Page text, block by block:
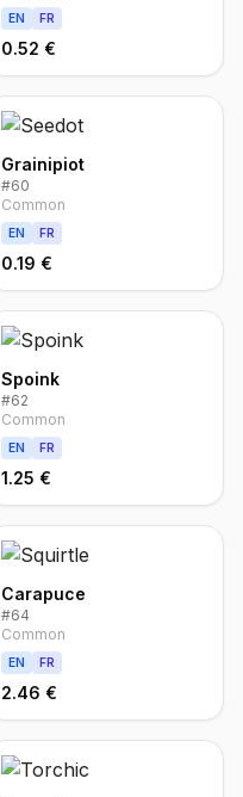
EN FR
0.52 €
Grainipiot
#60
Common
EN FR
0.19 €
Spoink
#62
Common
EN FR
1.25 €
Carapuce
#64
Common
EN FR
2.46 €